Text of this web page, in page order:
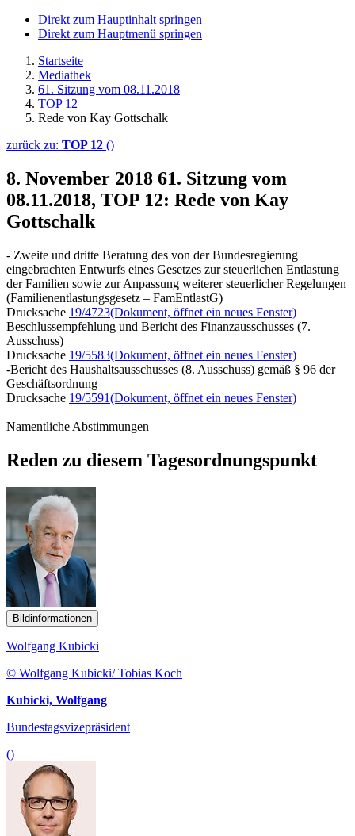
Direkt zum Hauptinhalt springen
Direkt zum Hauptmenü springen
Startseite
Mediathek
61. Sitzung vom 08.11.2018
TOP 12
Rede von Kay Gottschalk
zurück zu: TOP 12 ()
8. November 2018 61. Sitzung vom
08.11.2018, TOP 12: Rede von Kay
Gottschalk
- Zweite und dritte Beratung des von der Bundesregierung
eingebrachten Entwurfs eines Gesetzes zur steuerlichen Entlastung
der Familien sowie zur Anpassung weiterer steuerlicher Regelungen
(Familienentlastungsgesetz – FamEntlastG)
Drucksache 19/4723(Dokument, öffnet ein neues Fenster)
Beschlussempfehlung und Bericht des Finanzausschusses (7.
Ausschuss)
Drucksache 19/5583(Dokument, öffnet ein neues Fenster)
-Bericht des Haushaltsausschusses (8. Ausschuss) gemäß § 96 der
Geschäftsordnung
Drucksache 19/5591(Dokument, öffnet ein neues Fenster)
Namentliche Abstimmungen
Reden zu diesem Tagesordnungspunkt
Bildinformationen
Wolfgang Kubicki
© Wolfgang Kubicki/ Tobias Koch
Kubicki, Wolfgang
Bundestagsvizepräsident
()